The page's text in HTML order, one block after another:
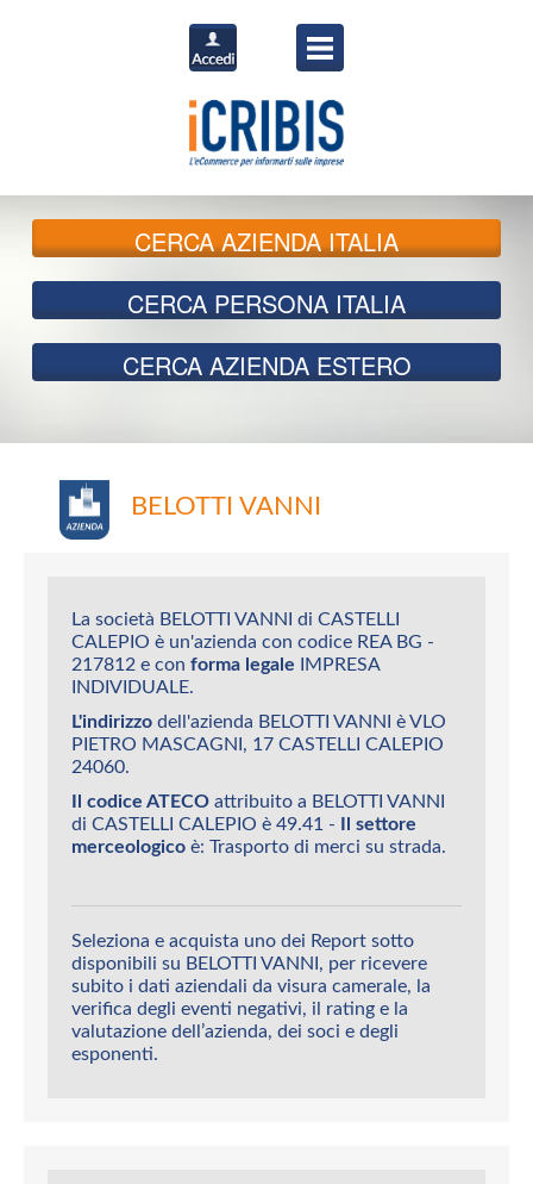
CERCAAZIENDA ITALIA
CERCA PERSONA ITALIA
CERCA AZIENDA ESTERO
BELOTTI VANNI
La società BELOTTI VANNI di CASTELLI
CALEPIO è un'azienda con codice REA BG -
217812 e con forma legale IMPRESA
INDIVIDUALE.
L'indirizzo dell'azienda BELOTTI VANNI è VLO
PIETRO MASCAGNI, 17 CASTELLI CALEPIO
24060.
Il codice ATECO attribuito a BELOTTI VANNI
di CASTELLI CALEPIO è 49.41 - Il settore
merceologico è: Trasporto di merci su strada.
Seleziona e acquista uno dei Report sotto
disponibili su BELOTTI VANNI, per ricevere
subito i dati aziendali da visura camerale, la
verifica degli eventi negativi, il rating e la
valutazione dell’azienda, dei soci e degli
esponenti.